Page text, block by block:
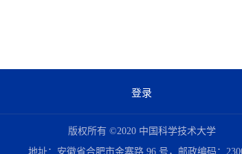
登录
版权所有 ©2020 中国科学技术大学
地址：安徽省合肥市金寨路 96 号，邮政编码：